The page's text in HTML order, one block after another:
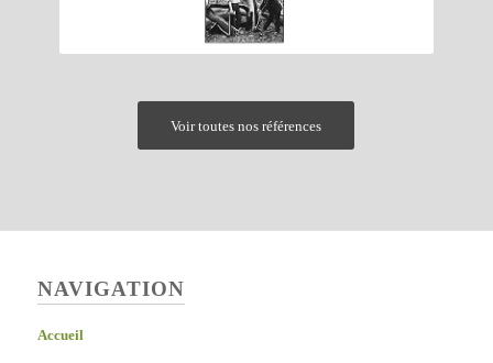
Voir toutes nos références
NAVIGATION
Accueil